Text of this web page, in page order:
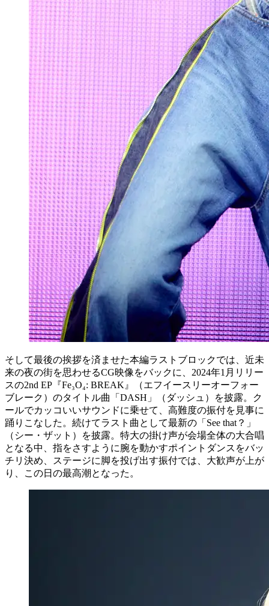
そして最後の挨拶を済ませた本編ラストブロックでは、近未
来の夜の街を思わせるCG映像をバックに、2024年1月リリー
スの2nd EP『Fe₃O₄: BREAK』（エフイースリーオーフォー
ブレーク）のタイトル曲「DASH」（ダッシュ）を披露。ク
ールでカッコいいサウンドに乗せて、高難度の振付を見事に
踊りこなした。続けてラスト曲として最新の「See that？」
（シー・ザット）を披露。特大の掛け声が会場全体の大合唱
となる中、指をさすように腕を動かすポイントダンスをバッ
チリ決め、ステージに脚を投げ出す振付では、大歓声が上が
り、この日の最高潮となった。